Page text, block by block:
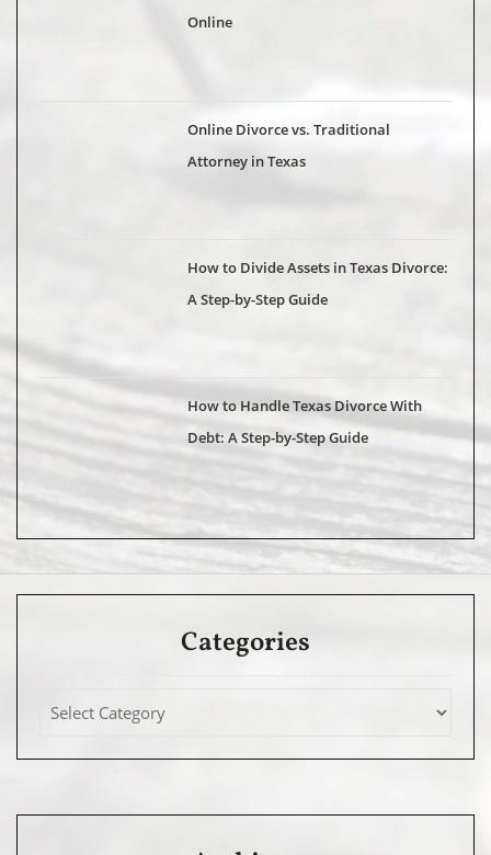
Online
Online Divorce vs. Traditional
Attorney in Texas
How to Divide Assets in Texas Divorce:
A Step-by-Step Guide
How to Handle Texas Divorce With
Debt: A Step-by-Step Guide
Categories